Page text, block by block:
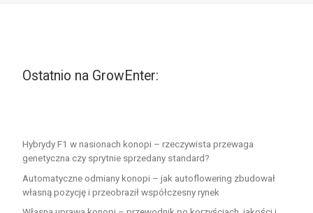
Ostatnio na GrowEnter:
Hybrydy F1 w nasionach konopi – rzeczywista przewaga
genetyczna czy sprytnie sprzedany standard?
Automatyczne odmiany konopi – jak autoflowering zbudował
własną pozycję i przeobraził współczesny rynek